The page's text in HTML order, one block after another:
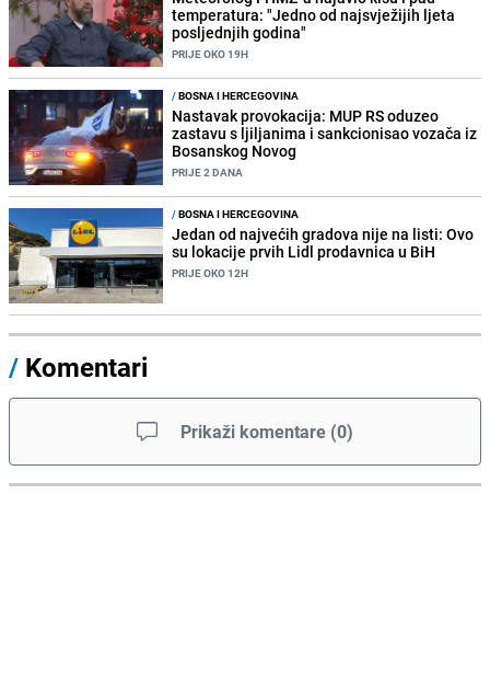
temperatura: "Jedno od najsvježijih ljeta
posljednjih godina"
PRIJE OKO 19H
/BOSNA I HERCEGOVINA
Nastavak provokacija: MUP RS oduzeo
zastavu s ljiljanima i sankcionisao vozača iz
Bosanskog Novog
PRIJE 2 DANA
/BOSNA I HERCEGOVINA
Jedan od najvećih gradova nije na listi: Ovo
su lokacije prvih Lidl prodavnica u BiH
PRIJE OKO 12H
/ Komentari
Prikaži komentare (0)